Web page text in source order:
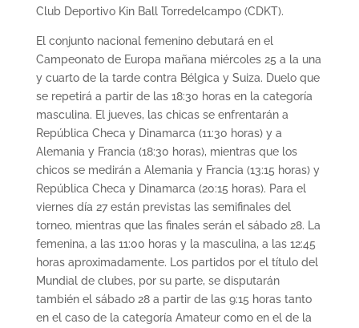
Club Deportivo Kin Ball Torredelcampo (CDKT).
El conjunto nacional femenino debutará en el
Campeonato de Europa mañana miércoles 25 a la una
y cuarto de la tarde contra Bélgica y Suiza. Duelo que
se repetirá a partir de las 18:30 horas en la categoría
masculina. El jueves, las chicas se enfrentarán a
República Checa y Dinamarca (11:30 horas) y a
Alemania y Francia (18:30 horas), mientras que los
chicos se medirán a Alemania y Francia (13:15 horas) y
República Checa y Dinamarca (20:15 horas). Para el
viernes día 27 están previstas las semifinales del
torneo, mientras que las finales serán el sábado 28. La
femenina, a las 11:00 horas y la masculina, a las 12:45
horas aproximadamente. Los partidos por el título del
Mundial de clubes, por su parte, se disputarán
también el sábado 28 a partir de las 9:15 horas tanto
en el caso de la categoría Amateur como en el de la